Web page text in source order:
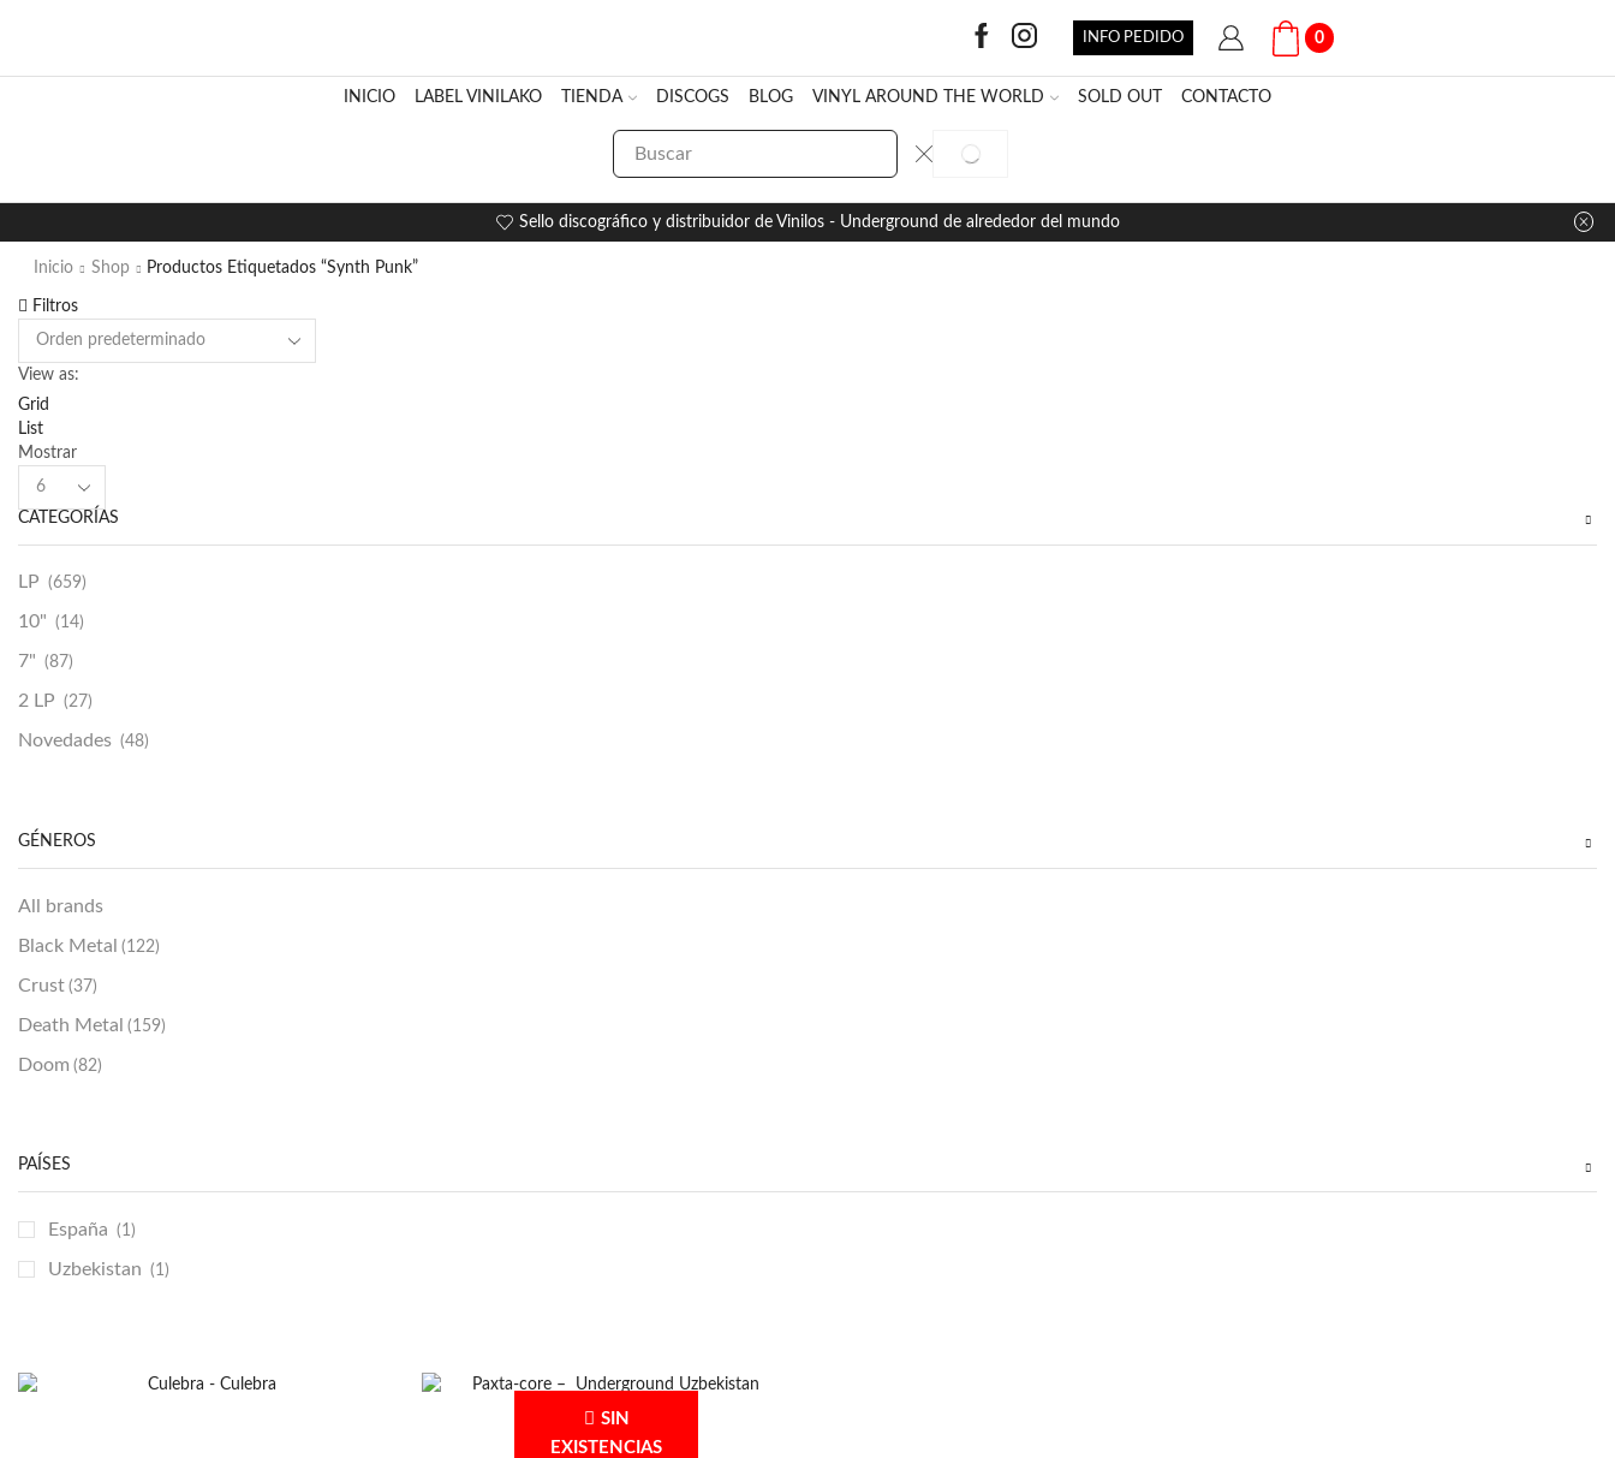
INFO PEDIDO 0
INICIO LABEL VINILAKO TIENDA DISCOGS BLOG VINYL AROUND THE WORLD SOLD OUT CONTACTO
SEARCH
INPUT
SEARCH
Sello discográfico y distribuidor de Vinilos - Underground de alrededor del mundo
Inicio Shop Productos Etiquetados “Synth Punk”
Filtros
View as:
Grid
List
Mostrar
Products
page
CATEGORÍAS
LP (659)
10" (14)
7" (87)
2 LP (27)
Novedades (48)
GÉNEROS
All brands
Black Metal (122)
Crust (37)
Death Metal (159)
Doom (82)
Hardcore (153)
Heavy Metal (91)
Punk
PAÍSES
España (1)
Uzbekistan (1)
SIN
EXISTENCIAS